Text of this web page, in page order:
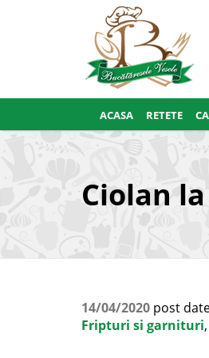
ACASA RETETE
Ciolan
14/04/2020 post
Fripturi si garnituri,